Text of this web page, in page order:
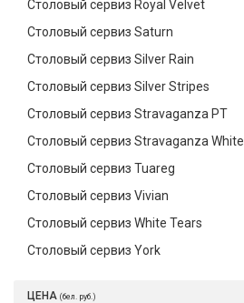
Столовый сервиз Royal Velvet
Столовый сервиз Saturn
Столовый сервиз Silver Rain
Столовый сервиз Silver Stripes
Столовый сервиз Stravaganza PT
Столовый сервиз Stravaganza White
Столовый сервиз Tuareg
Столовый сервиз Vivian
Столовый сервиз White Tears
Столовый сервиз York
ЦЕНА (бел. руб.)